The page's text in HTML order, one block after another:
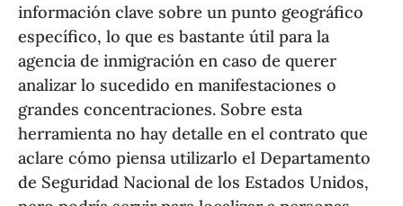
información clave sobre un punto geográfico
específico, lo que es bastante útil para la
agencia de inmigración en caso de querer
analizar lo sucedido en manifestaciones o
grandes concentraciones. Sobre esta
herramienta no hay detalle en el contrato que
aclare cómo piensa utilizarlo el Departamento
de Seguridad Nacional de los Estados Unidos,